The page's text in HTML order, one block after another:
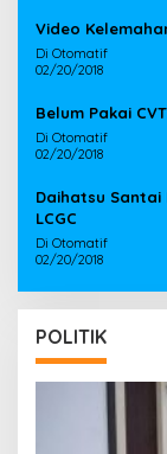
Video
Di Otomatif
02/20/2018
Belum Pakai
Di Otomatif
02/20/2018
Daihatsu Santai
LCGC
Di Otomatif
02/20/2018
POLITIK